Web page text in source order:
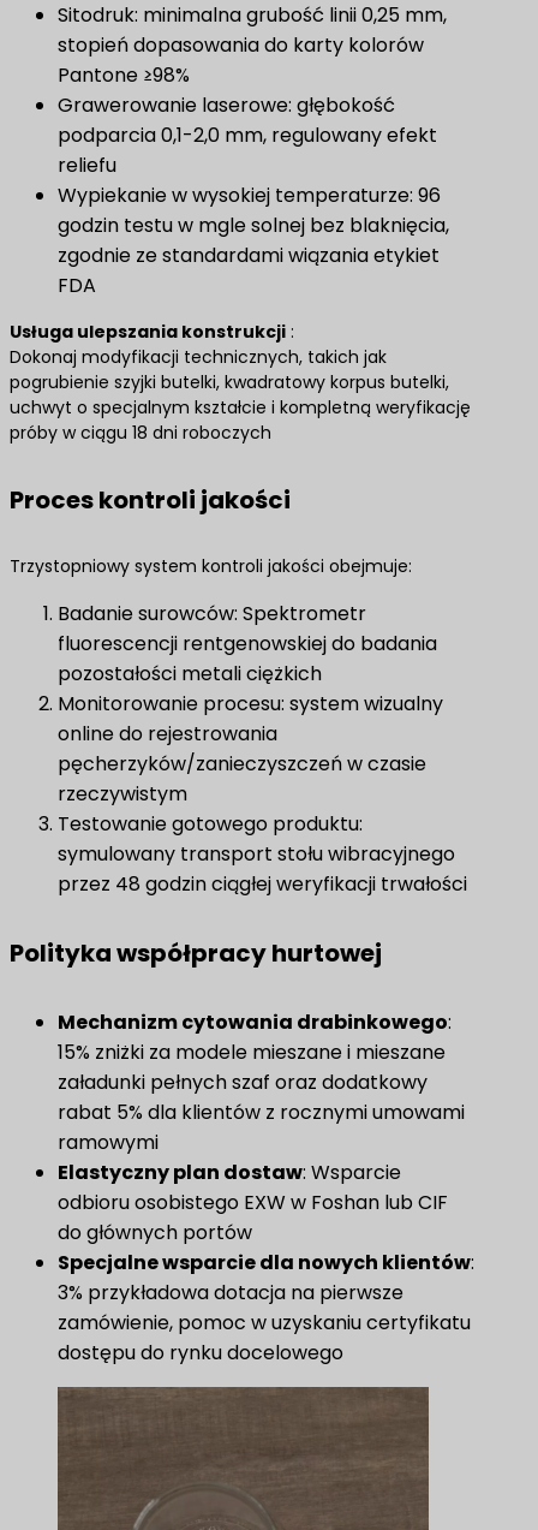
Sitodruk: minimalna grubość linii 0,25 mm,
stopień dopasowania do karty kolorów
Pantone ≥98%
Grawerowanie laserowe: głębokość
podparcia 0,1-2,0 mm, regulowany efekt
reliefu
Wypiekanie w wysokiej temperaturze: 96
godzin testu w mgle solnej bez blaknięcia,
zgodnie ze standardami wiązania etykiet
FDA
Usługa ulepszania konstrukcji ​ :
Dokonaj modyfikacji technicznych, takich jak
pogrubienie szyjki butelki, kwadratowy korpus butelki,
uchwyt o specjalnym kształcie i kompletną weryfikację
próby w ciągu 18 dni roboczych
Proces kontroli jakości
Trzystopniowy system kontroli jakości obejmuje:
Badanie surowców: Spektrometr
fluorescencji rentgenowskiej do badania
pozostałości metali ciężkich
Monitorowanie procesu: system wizualny
online do rejestrowania
pęcherzyków/zanieczyszczeń w czasie
rzeczywistym
Testowanie gotowego produktu:
symulowany transport stołu wibracyjnego
przez 48 godzin ciągłej weryfikacji trwałości
Polityka współpracy hurtowej
Mechanizm cytowania drabinkowego:
15% zniżki za modele mieszane i mieszane
załadunki pełnych szaf oraz dodatkowy
rabat 5% dla klientów z rocznymi umowami
ramowymi
Elastyczny plan dostaw​: Wsparcie
odbioru osobistego EXW w Foshan lub CIF
do głównych portów
Specjalne wsparcie dla nowych klientów:
3% przykładowa dotacja na pierwsze
zamówienie, pomoc w uzyskaniu certyfikatu
dostępu do rynku docelowego